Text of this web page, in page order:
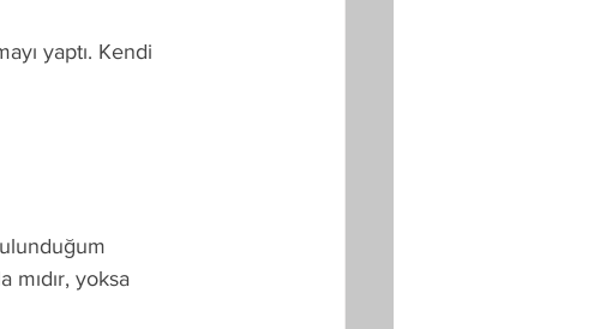
yoksa